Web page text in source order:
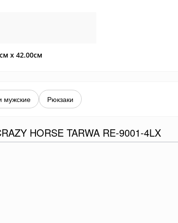
x 42.00см
мужские Рюкзаки
HORSE TARWA RE-9001-4LX